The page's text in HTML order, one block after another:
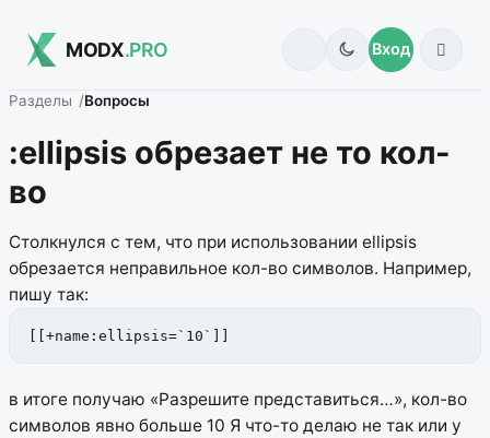
MODX.PRO Вход
Разделы Вопросы
:ellipsis обрезает не то кол-
во
Столкнулся с тем, что при использовании ellipsis
обрезается неправильное кол-во символов. Например,
пишу так:
[[+name:ellipsis=`10`]]
в итоге получаю «Разрешите представиться…», кол-во
символов явно больше 10 Я что-то делаю не так или у